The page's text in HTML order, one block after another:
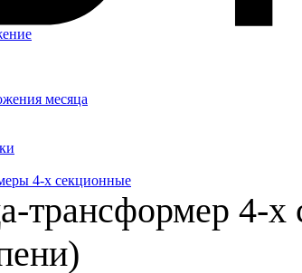
месяца
4-х секционные
трансформер 4-